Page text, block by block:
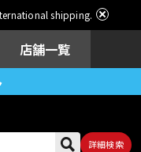
shipping.
店舗一覧
詳細検索